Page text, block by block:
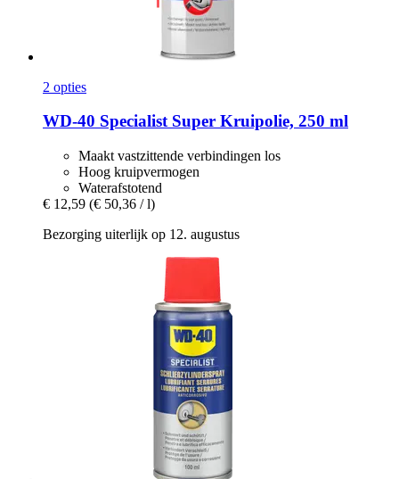
2 opties
WD-40 Specialist Super Kruipolie, 250 ml
Maakt vastzittende verbindingen los
Hoog kruipvermogen
Waterafstotend
€ 12,59 (€ 50,36 / l)
Bezorging uiterlijk op 12. augustus